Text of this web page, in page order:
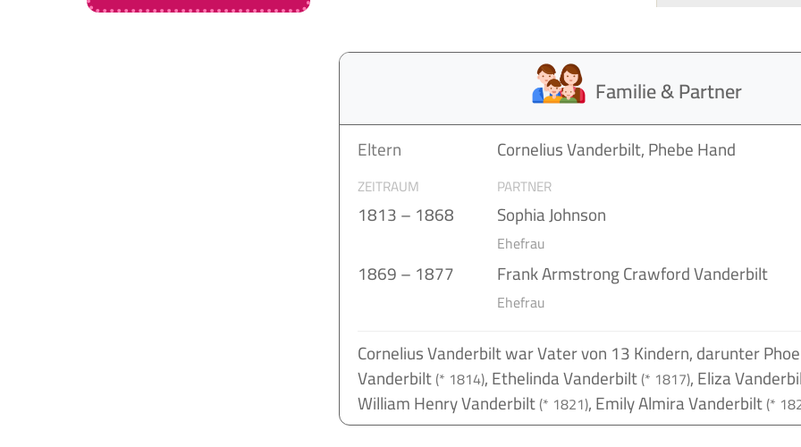
Familie & Partner
Eltern Cornelius Vanderbilt, Phebe Hand
ZEITRAUM PARTNER
1813 – 1868 Sophia Johnson
Ehefrau
1869 – 1877 Frank Armstrong Crawford Vanderbilt
Ehefrau
Cornelius Vanderbilt war Vater von 13 Kindern, darunter
Vanderbilt(* 1814), Ethelinda Vanderbilt(* 1817), Eliza
William Henry Vanderbilt(* 1821), Emily Almira Vanderbilt(*